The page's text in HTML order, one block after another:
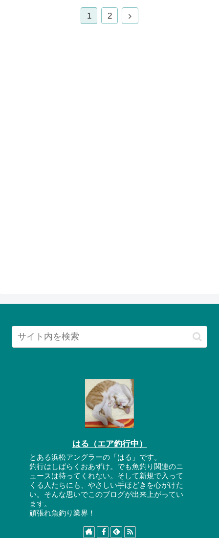
1 2
はる（エア釣行中）
とある浜松アングラーの「はる」です。
釣行はしばらくおあずけ。でも魚釣り関連のニ
ュースは待ってくれない。そして新規で入って
くる人たちにも、やさしい手ほどきを心がけた
い。そんな思いでこのブログが出来上がってい
ます。
頑張れ魚釣り業界！